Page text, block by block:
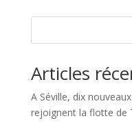
Articles
A Séville, dix
rejoignent la flotte de